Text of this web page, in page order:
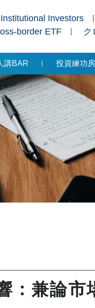
Institutional Investors
border ETF ク
講BAR 投資練功房
：兼論市